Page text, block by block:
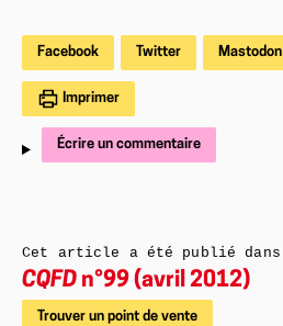
Facebook Twitter Mastodon
Imprimer
Écrire un commentaire
Cet article a été publié dans
CQFD n°99 (avril 2012)
Trouver un point de vente